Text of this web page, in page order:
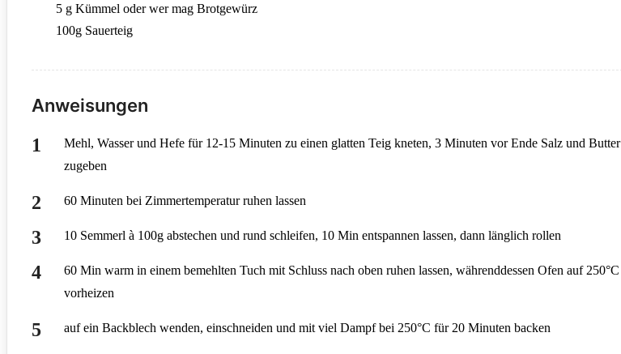
5 g Kümmel oder wer mag Brotgewürz
100g Sauerteig
Anweisungen
Mehl, Wasser und Hefe für 12-15 Minuten zu einen glatten Teig kneten, 3 Minuten vor Ende Salz und Butter
zugeben
60 Minuten bei Zimmertemperatur ruhen lassen
10 Semmerl à 100g abstechen und rund schleifen, 10 Min entspannen lassen, dann länglich rollen
60 Min warm in einem bemehlten Tuch mit Schluss nach oben ruhen lassen, währenddessen Ofen auf 250°C
vorheizen
auf ein Backblech wenden, einschneiden und mit viel Dampf bei 250°C für 20 Minuten backen